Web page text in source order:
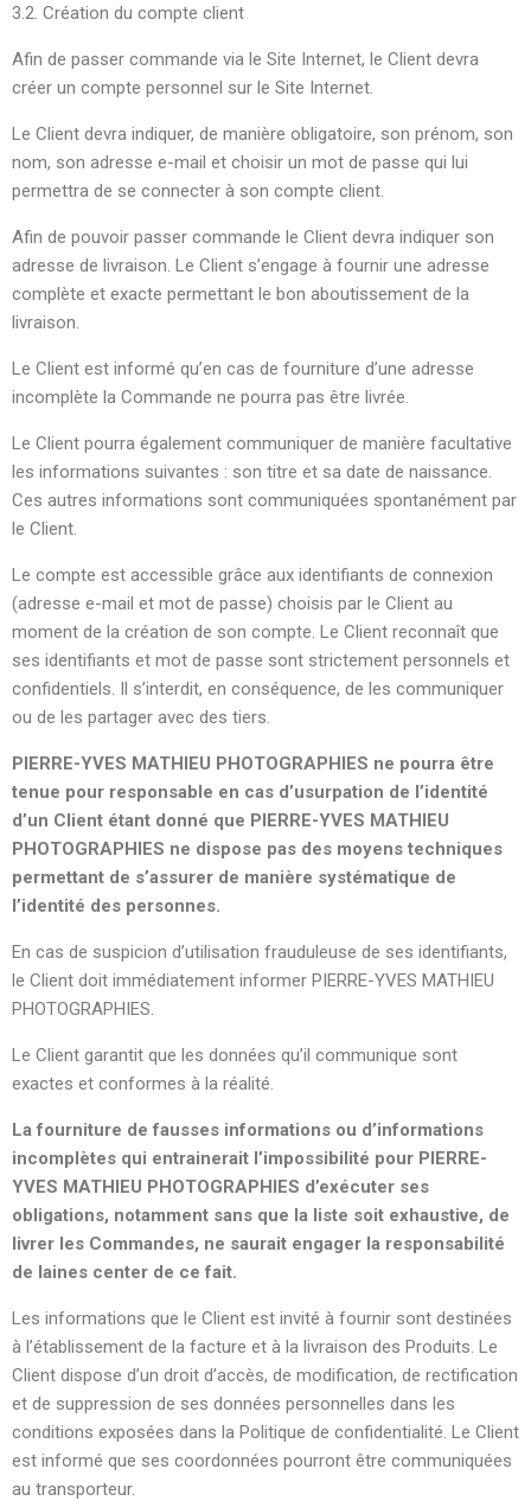
3.2. Création du compte client
Afin de passer commande via le Site Internet, le Client devra
créer un compte personnel sur le Site Internet.
Le Client devra indiquer, de manière obligatoire, son prénom, son
nom, son adresse e-mail et choisir un mot de passe qui lui
permettra de se connecter à son compte client.
Afin de pouvoir passer commande le Client devra indiquer son
adresse de livraison. Le Client s’engage à fournir une adresse
complète et exacte permettant le bon aboutissement de la
livraison.
Le Client est informé qu’en cas de fourniture d’une adresse
incomplète la Commande ne pourra pas être livrée.
Le Client pourra également communiquer de manière facultative
les informations suivantes : son titre et sa date de naissance.
Ces autres informations sont communiquées spontanément par
le Client.
Le compte est accessible grâce aux identifiants de connexion
(adresse e-mail et mot de passe) choisis par le Client au
moment de la création de son compte. Le Client reconnaît que
ses identifiants et mot de passe sont strictement personnels et
confidentiels. Il s’interdit, en conséquence, de les communiquer
ou de les partager avec des tiers.
PIERRE-YVES MATHIEU PHOTOGRAPHIES ne pourra être
tenue pour responsable en cas d’usurpation de l’identité
d’un Client étant donné que PIERRE-YVES MATHIEU
PHOTOGRAPHIES ne dispose pas des moyens techniques
permettant de s’assurer de manière systématique de
l’identité des personnes.
En cas de suspicion d’utilisation frauduleuse de ses identifiants,
le Client doit immédiatement informer PIERRE-YVES MATHIEU
PHOTOGRAPHIES.
Le Client garantit que les données qu’il communique sont
exactes et conformes à la réalité.
La fourniture de fausses informations ou d’informations
incomplètes qui entrainerait l’impossibilité pour PIERRE-
YVES MATHIEU PHOTOGRAPHIES d’exécuter ses
obligations, notamment sans que la liste soit exhaustive, de
livrer les Commandes, ne saurait engager la responsabilité
de laines center de ce fait.
Les informations que le Client est invité à fournir sont destinées
à l’établissement de la facture et à la livraison des Produits. Le
Client dispose d’un droit d’accès, de modification, de rectification
et de suppression de ses données personnelles dans les
conditions exposées dans la Politique de confidentialité. Le Client
est informé que ses coordonnées pourront être communiquées
au transporteur.